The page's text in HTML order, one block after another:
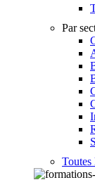
Par
Toutes